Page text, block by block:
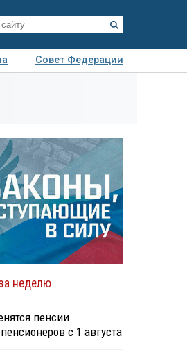
Совет Федерации
неделю
пенсии
с 1 августа